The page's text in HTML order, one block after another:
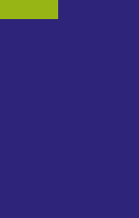
zu